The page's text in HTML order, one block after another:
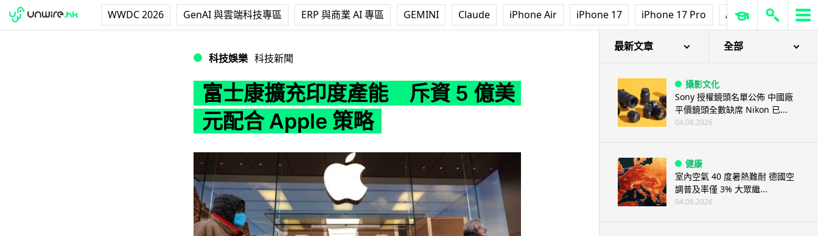
WWDC 2026 GenAI 與雲端科技專區 ERP 與商業 AI 專區 GEMINI Claude iPhone Air iPhone 17 iPhone 17 Pro AirPods Pro 3
科技娛樂 科技新聞
富士康擴充印度產能 斥資 5 億美
元配合 Apple 策略
最新文章 全部
攝影文化
Sony 授權鏡頭名單公佈 中國廠
平價鏡頭全數缺席 Nikon 已...
04.08.2026
健康
室內空氣 40 度暑熱難耐 德國空
調普及率僅 3% 大眾繼...
04.08.2026